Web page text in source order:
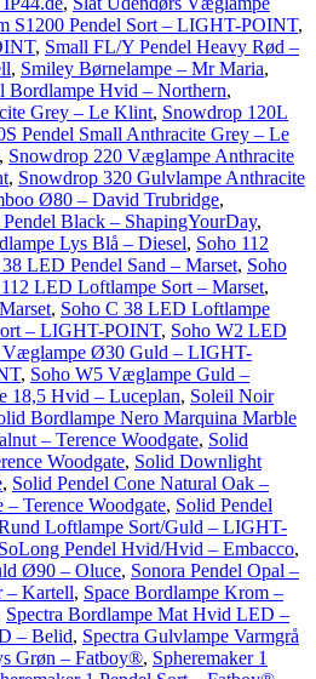
S1200 Pendel Sort – LIGHT-POINT,
, Small FL/Y Pendel Heavy Rød –
, Smiley Børnelampe – Mr Maria,
Bordlampe Hvid – Northern,
Grey – Le Klint, Snowdrop 120L
Pendel Small Anthracite Grey – Le
, Snowdrop 220 Væglampe Anthracite
, Snowdrop 320 Gulvlampe Anthracite
Ø80 – David Trubridge,
Black – ShapingYourDay,
Lys Blå – Diesel, Soho 112
LED Pendel Sand – Marset, Soho
LED Loftlampe Sort – Marset,
, Soho C 38 LED Loftlampe
– LIGHT-POINT, Soho W2 LED
Ø30 Guld – LIGHT-
, Soho W5 Væglampe Guld –
18,5 Hvid – Luceplan, Soleil Noir
Bordlampe Nero Marquina Marble
– Terence Woodgate, Solid
Woodgate, Solid Downlight
, Solid Pendel Cone Natural Oak –
Terence Woodgate, Solid Pendel
Loftlampe Sort/Guld – LIGHT-
SoLong Pendel Hvid/Hvid – Embacco,
Ø90 – Oluce, Sonora Pendel Opal –
– Kartell, Space Bordlampe Krom –
Spectra Bordlampe Mat Hvid LED –
– Belid, Spectra Gulvlampe Varmgrå
Grøn – Fatboy®, Spheremaker 1